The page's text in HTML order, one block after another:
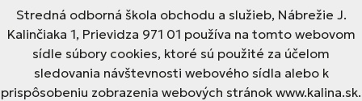
Stredná odborná škola obchodu a služieb, Nábrežie J.
Kalinčiaka 1, Prievidza 971 01 používa na tomto webovom
sídle súbory cookies, ktoré sú použité za účelom
sledovania návštevnosti webového sídla alebo k
prispôsobeniu zobrazenia webových stránok www.kalina.sk.